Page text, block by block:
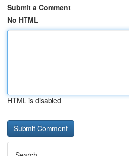
Submit a Comment
No HTML
HTML is disabled